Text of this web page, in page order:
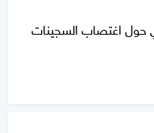
حول اغتصاب السجينات